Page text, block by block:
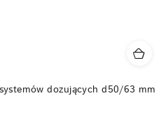
dozujących d50/63 mm